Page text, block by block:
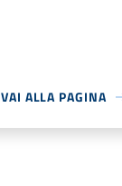
VAI ALLA PAGINA